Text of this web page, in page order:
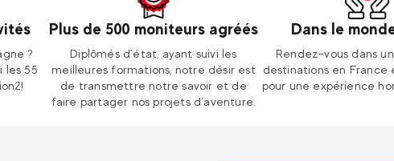
?
les 55
Plus de 500 moniteurs agréés
Diplômés d’état, ayant suivi les
meilleures formations, notre désir est
de transmettre notre savoir et de
faire partager nos projets d’aventure.
Dans le
Rendez-vous dans
destinations en France
pour une expérience